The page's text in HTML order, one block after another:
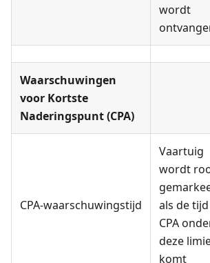
wordt
Waarschuwingen
voor Kortste
Naderingspunt (CPA)
CPA-waarschuwingstijd
Vaartuig
wordt
als de
CPA
deze
komt